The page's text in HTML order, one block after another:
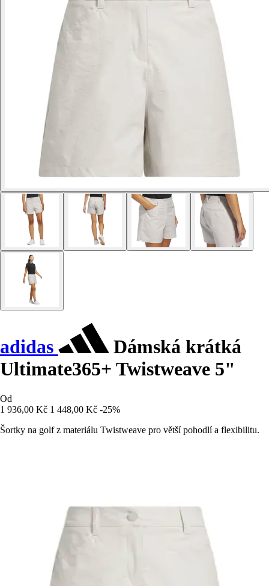
adidas
Dámská krátká
Ultimate365+ Twistweave 5"
Od
1 936,00 Kč 1 448,00 Kč -25%
Šortky na golf z materiálu Twistweave pro větší pohodlí a flexibilitu.